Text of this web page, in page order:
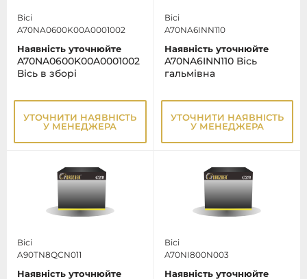
Вісі
A70NA0600K00A0001002
Наявність уточнюйте
A70NA0600K00A0001002
Вісь в зборі
УТОЧНИТИ НАЯВНІСТЬ
У МЕНЕДЖЕРА
Вісі
A70NA6INN110
Наявність уточнюйте
A70NA6INN110 Вісь
гальмівна
УТОЧНИТИ НАЯВНІСТЬ
У МЕНЕДЖЕРА
Вісі
A90TN8QCN011
Наявність уточнюйте
Вісі
A70NI800N003
Наявність уточнюйте